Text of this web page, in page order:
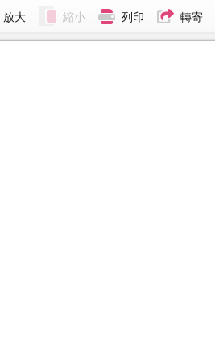
放大 縮小 列印 轉寄